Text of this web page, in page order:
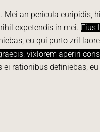
an pericula euripidis,
expetendis in mei. Eius
eu qui purto zril
vixlorem aperiri
rationibus definiebas,